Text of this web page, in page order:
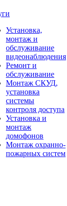
Установка,
монтаж и
обслуживание
видеонаблюдения
Ремонт и
обслуживание
Монтаж СКУД,
установка
системы
контроля доступа
Установка и
монтаж
домофонов
Монтаж охранно-
пожарных систем